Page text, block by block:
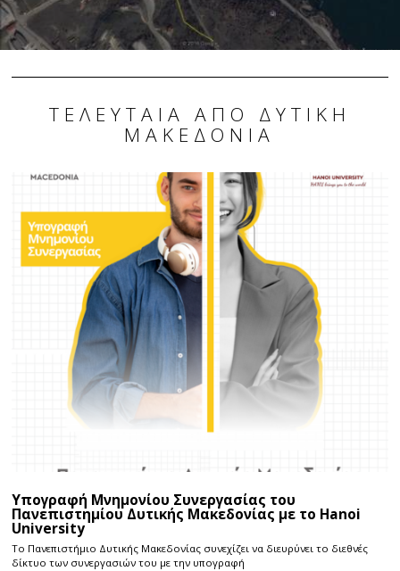
ΤΕΛΕΥΤΑΊΑ ΑΠΌ ΔΥΤΙΚΉ
ΜΑΚΕΔΟΝΊΑ
Υπογραφή Μνημονίου Συνεργασίας του
Πανεπιστημίου Δυτικής Μακεδονίας με το Hanoi
University
Το Πανεπιστήμιο Δυτικής Μακεδονίας συνεχίζει να διευρύνει το διεθνές
δίκτυο των συνεργασιών του με την υπογραφή